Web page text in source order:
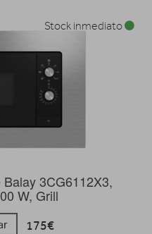
3CG6112X3,
W, Grill
175€
Stock inmediato